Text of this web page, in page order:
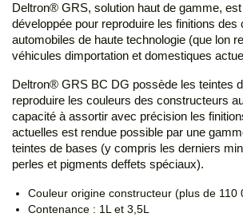
Deltron® GRS, solution haut de gamme,
développée pour reproduire les finitions des
automobiles de haute technologie (que lon
véhicules dimportation et domestiques
Deltron® GRS BC DG possède les teintes
reproduire les couleurs des constructeurs
capacité à assortir avec précision les
actuelles est rendue possible par une
teintes de bases (y compris les derniers
perles et pigments deffets spéciaux).
Couleur origine constructeur (plus de 110
Contenance : 1L et 3,5L